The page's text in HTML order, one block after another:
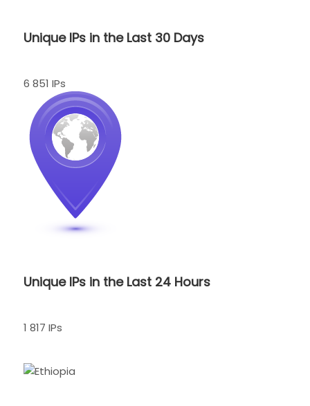
Unique IPs in the Last 30 Days
6 851 IPs
Unique IPs in the Last 24 Hours
1 817 IPs